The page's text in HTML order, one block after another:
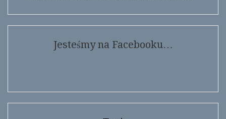
Jesteśmy na Facebooku…